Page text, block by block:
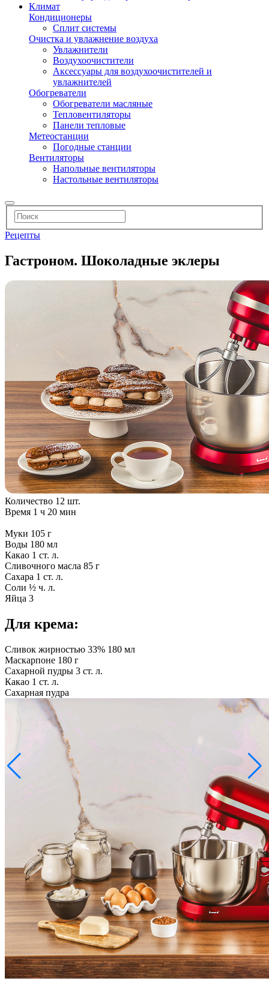
Климат
Кондиционеры
Сплит системы
Очистка и увлажнение воздуха
Увлажнители
Воздухоочистители
Аксессуары для воздухоочистителей и
увлажнителей
Обогреватели
Обогреватели масляные
Тепловентиляторы
Панели тепловые
Метеостанции
Погодные станции
Вентиляторы
Напольные вентиляторы
Настольные вентиляторы
Рецепты
Гастроном. Шоколадные эклеры
Количество 12 шт.
Время 1 ч 20 мин
Муки 105 г
Воды 180 мл
Какао 1 ст. л.
Сливочного масла 85 г
Сахара 1 ст. л.
Соли ½ ч. л.
Яйца 3
Для крема:
Сливок жирностью 33% 180 мл
Маскарпоне 180 г
Сахарной пудры 3 ст. л.
Какао 1 ст. л.
Сахарная пудра